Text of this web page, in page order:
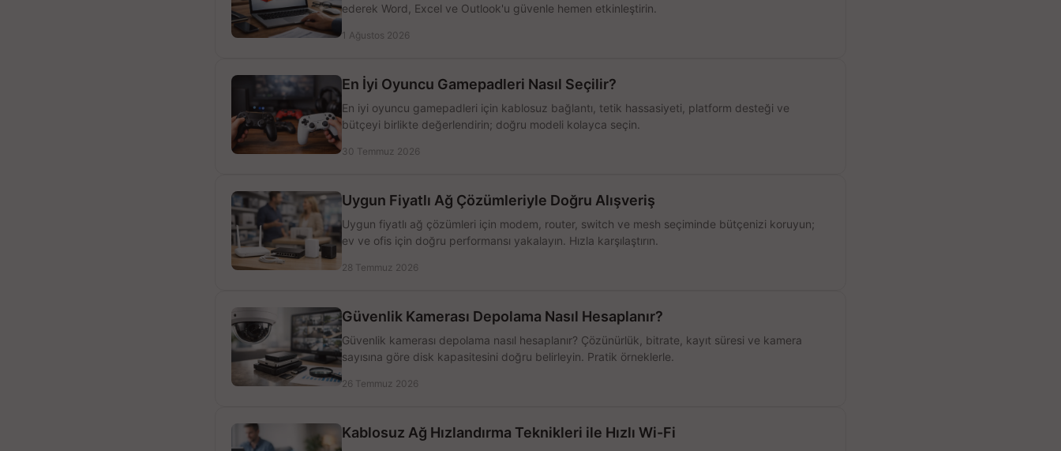
ederek Word, Excel ve Outlook'u güvenle hemen etkinleştirin.
1 Ağustos 2026
En İyi Oyuncu Gamepadleri Nasıl Seçilir?
En iyi oyuncu gamepadleri için kablosuz bağlantı, tetik hassasiyeti, platform desteği ve
bütçeyi birlikte değerlendirin; doğru modeli kolayca seçin.
30 Temmuz 2026
Uygun Fiyatlı Ağ Çözümleriyle Doğru Alışveriş
Uygun fiyatlı ağ çözümleri için modem, router, switch ve mesh seçiminde bütçenizi koruyun;
ev ve ofis için doğru performansı yakalayın. Hızla karşılaştırın.
28 Temmuz 2026
Güvenlik Kamerası Depolama Nasıl Hesaplanır?
Güvenlik kamerası depolama nasıl hesaplanır? Çözünürlük, bitrate, kayıt süresi ve kamera
sayısına göre disk kapasitesini doğru belirleyin. Pratik örneklerle.
26 Temmuz 2026
Kablosuz Ağ Hızlandırma Teknikleri ile Hızlı Wi-Fi